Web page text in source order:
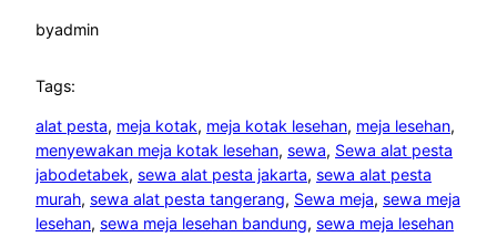
byadmin
Tags:
alat pesta, meja kotak, meja kotak lesehan, meja lesehan
menyewakan meja kotak lesehan, sewa, Sewa alat pesta
jabodetabek, sewa alat pesta jakarta, sewa alat pesta
murah, sewa alat pesta tangerang, Sewa meja, sewa meja
lesehan, sewa meja lesehan bandung, sewa meja lesehan